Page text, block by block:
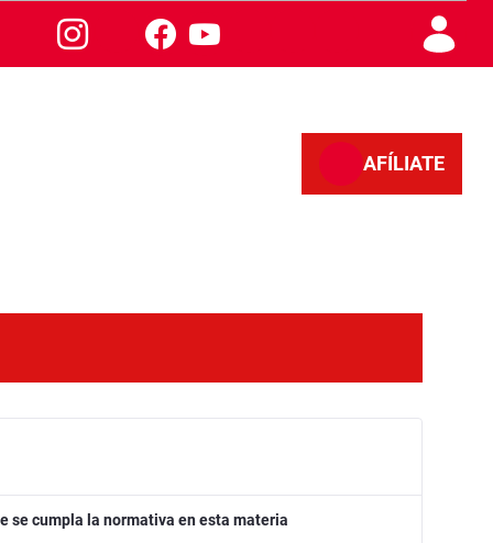
AFÍLIATE
se cumpla la normativa en esta materia